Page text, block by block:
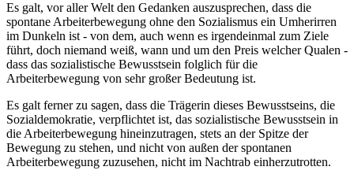
Es galt, vor aller Welt den Gedanken auszusprechen, dass die
spontane Arbeiterbewegung ohne den Sozialismus ein Umherirren
im Dunkeln ist - von dem, auch wenn es irgendeinmal zum Ziele
führt, doch niemand weiß, wann und um den Preis welcher Qualen -
dass das sozialistische Bewusstsein folglich für die
Arbeiterbewegung von sehr großer Bedeutung ist.
Es galt ferner zu sagen, dass die Trägerin dieses Bewusstseins, die
Sozialdemokratie, verpflichtet ist, das sozialistische Bewusstsein in
die Arbeiterbewegung hineinzutragen, stets an der Spitze der
Bewegung zu stehen, und nicht von außen der spontanen
Arbeiterbewegung zuzusehen, nicht im Nachtrab einherzutrotten.